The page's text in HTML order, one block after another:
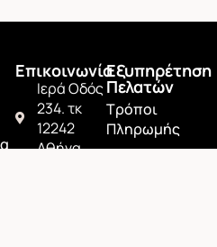
Επικοινωνία
Ιερά Οδός
234. τκ
12242
Αθήνα
Εξυπηρέτηση
Πελατών
Τρόποι
Πληρωμής